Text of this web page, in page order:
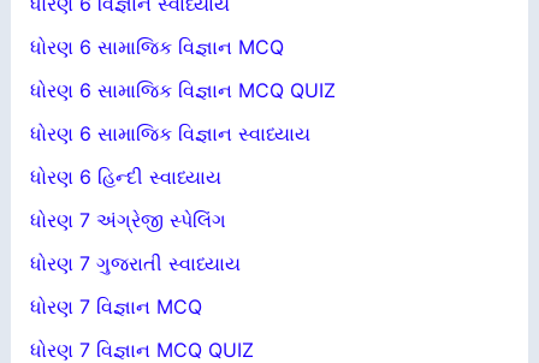
ધોરણ 6 સામાજિક વિજ્ઞાન MCQ
ધોરણ 6 સામાજિક વિજ્ઞાન MCQ QUIZ
ધોરણ 6 સામાજિક વિજ્ઞાન સ્વાધ્યાય
ધોરણ 6 હિન્દી સ્વાધ્યાય
ધોરણ 7 અંગ્રેજી સ્પેલિંગ
ધોરણ 7 ગુજરાતી સ્વાધ્યાય
ધોરણ 7 વિજ્ઞાન MCQ
ધોરણ 7 વિજ્ઞાન MCQ QUIZ